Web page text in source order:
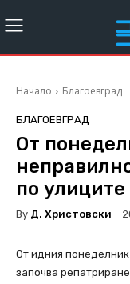
Начало Благоевград
БЛАГОЕВГРАД
От
по
By Д. Христовски
От идния
започва